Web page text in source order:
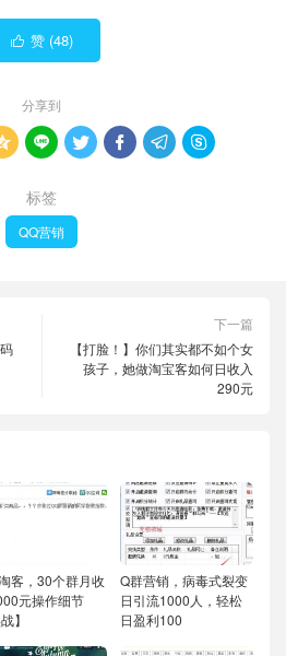
 赞 (48)
分享到
    
标签
QQ营销
下一篇
【打脸！】你们其实都不如个女
孩子，她做淘宝客如何日收入
290元
客，30个群月收
元操作细节
】
Q群营销，病毒式裂变
日引流1000人，轻松
日盈利100